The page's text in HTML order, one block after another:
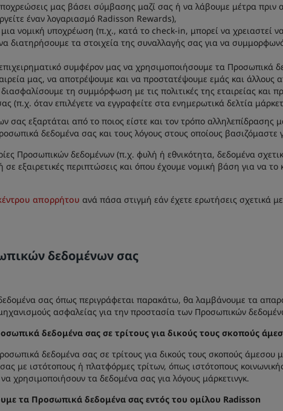
μας βάσει σύμβασης μαζί σας ή να λάβουμε μέτρα
έναν λογαριασμό Radisson Rewards),
νομική υποχρέωση (π.χ., κατά το check-in, μπορεί να χρειαστεί
διατηρήσουμε τα στοιχεία της συναλλαγής σας για να
συμφέρον μας να χρησιμοποιήσουμε τα Προσωπικά
μας, να αποτρέψουμε και να προστατέψουμε εμάς και άλλους
τη συμμόρφωση με τις πολιτικές της εταιρείας και
(π.χ. όταν επιλέγετε να εγγραφείτε στα ενημερωτικά δελτία
εξαρτάται από το ποιος είστε και τον τρόπο αλληλεπίδρασης
δεδομένα σας και τους λόγους στους οποίους
Προσωπικών δεδομένων (π.χ. φυλή ή εθνικότητα, δεδομένα
εξαιρετικές περιπτώσεις και όπου έχουμε νομική βάση για να
απορρήτου ανά πάσα στιγμή εάν έχετε ερωτήσεις σχετικά
δεδομένων σας
σας όπως περιγράφεται παρακάτω, θα λαμβάνουμε τα
ασφαλείας για την προστασία των Προσωπικών
δεδομένα σας σε τρίτους για δικούς τους σκοπούς
δεδομένα σας σε τρίτους για δικούς τους σκοπούς άμεσου
με ιστότοπους ή πλατφόρμες τρίτων, όπως ιστότοπους
χρησιμοποιήσουν τα δεδομένα σας για λόγους μάρκετινγκ.
τα Προσωπικά δεδομένα σας εντός του ομίλου Radisson